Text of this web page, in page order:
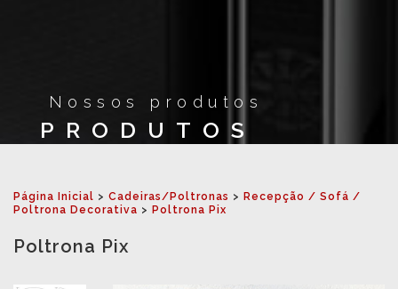
Nossos produtos
PRODUTOS
Página Inicial > Cadeiras/Poltronas > Recepção / Sofá /
Poltrona Decorativa > Poltrona Pix
Poltrona Pix